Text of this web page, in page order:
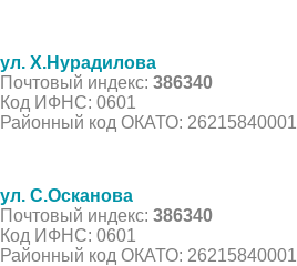
ул. Х.Нурадилова
Почтовый индекс: 386340
Код ИФНС: 0601
Районный код ОКАТО: 26215840001
ул. С.Осканова
Почтовый индекс: 386340
Код ИФНС: 0601
Районный код ОКАТО: 26215840001